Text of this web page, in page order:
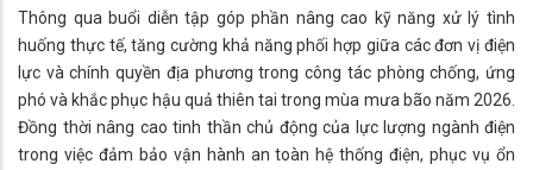
Thông qua buổi diễn tập góp phần nâng cao kỹ năng xử lý tình
huống thực tế, tăng cường khả năng phối hợp giữa các đơn vị điện
lực và chính quyền địa phương trong công tác phòng chống, ứng
phó và khắc phục hậu quả thiên tai trong mùa mưa bão năm 2026.
Đồng thời nâng cao tinh thần chủ động của lực lượng ngành điện
trong việc đảm bảo vận hành an toàn hệ thống điện, phục vụ ổn